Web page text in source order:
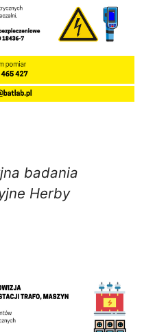
badania
Herby